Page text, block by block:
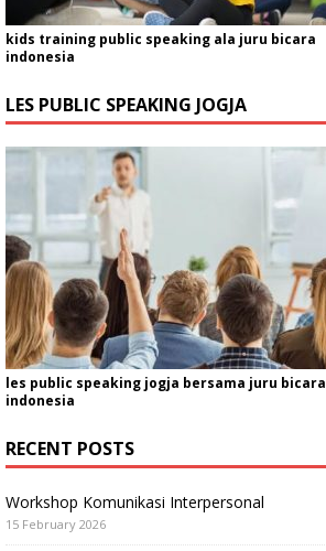
kids training public speaking ala juru bicara
indonesia
LES PUBLIC SPEAKING JOGJA
les public speaking jogja bersama juru bicara
indonesia
RECENT POSTS
Workshop Komunikasi Interpersonal
15 February 2026